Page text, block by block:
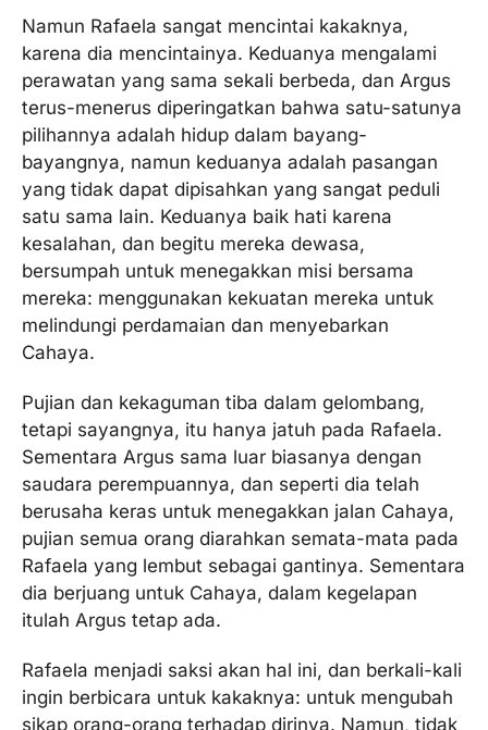
Namun Rafaela sangat mencintai kakaknya,
karena dia mencintainya. Keduanya mengalami
perawatan yang sama sekali berbeda, dan Argus
terus-menerus diperingatkan bahwa satu-satunya
pilihannya adalah hidup dalam bayang-
bayangnya, namun keduanya adalah pasangan
yang tidak dapat dipisahkan yang sangat peduli
satu sama lain. Keduanya baik hati karena
kesalahan, dan begitu mereka dewasa,
bersumpah untuk menegakkan misi bersama
mereka: menggunakan kekuatan mereka untuk
melindungi perdamaian dan menyebarkan
Cahaya.
Pujian dan kekaguman tiba dalam gelombang,
tetapi sayangnya, itu hanya jatuh pada Rafaela.
Sementara Argus sama luar biasanya dengan
saudara perempuannya, dan seperti dia telah
berusaha keras untuk menegakkan jalan Cahaya,
pujian semua orang diarahkan semata-mata pada
Rafaela yang lembut sebagai gantinya. Sementara
dia berjuang untuk Cahaya, dalam kegelapan
itulah Argus tetap ada.
Rafaela menjadi saksi akan hal ini, dan berkali-kali
ingin berbicara untuk kakaknya: untuk mengubah
sikap orang-orang terhadap dirinya. Namun, tidak